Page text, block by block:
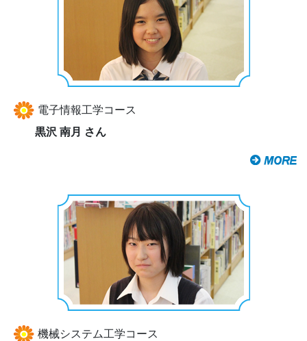
電子情報工学コース
黒沢 南月 さん
機械システム工学コース